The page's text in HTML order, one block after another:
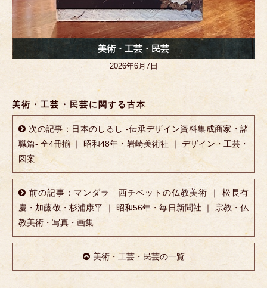
美術・工芸・民芸
2026年6月7日
美術・工芸・民芸に関する古本
次の記事：日本のしるし -伝承デザイン資料集成商家・諸
職篇- 全4冊揃 ｜ 昭和48年・岩崎美術社 ｜ デザイン・工芸・
図案
前の記事：マンダラ 西チベットの仏教美術 ｜ 松長有
慶・加藤敬・杉浦康平 ｜ 昭和56年・毎日新聞社 ｜ 宗教・仏
教美術・写真・画集
美術・工芸・民芸の一覧